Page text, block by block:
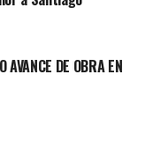
AVANCE DE OBRA EN